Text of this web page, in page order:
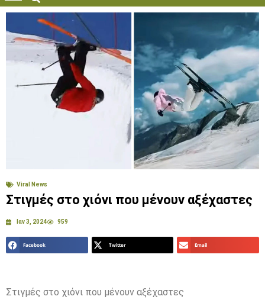
Viral News
Στιγμές στο χιόνι που μένουν αξέχαστες
Ιαν 3, 2024 959
Facebook Twitter Email
Στιγμές στο χιόνι που μένουν αξέχαστες